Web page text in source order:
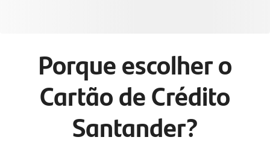
Porque escolher o
Cartão de Crédito
Santander?